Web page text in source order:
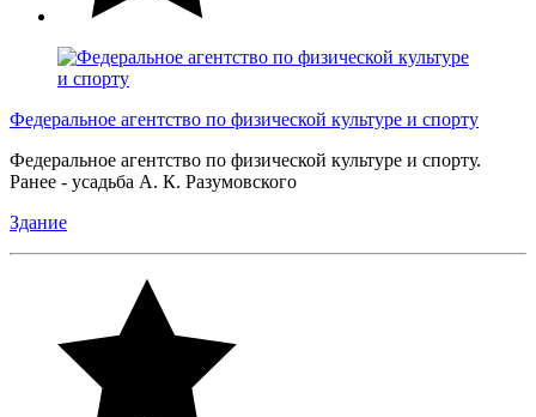
Федеральное агентство по физической культуре и спорту
Федеральное агентство по физической культуре и спорту.
Ранее - усадьба А. К. Разумовского
Здание